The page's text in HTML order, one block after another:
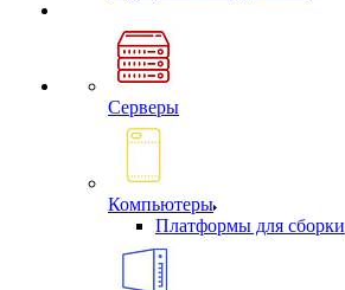
Серверы
Компьютеры
Платформы для сборки